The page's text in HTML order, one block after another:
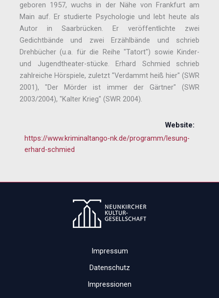
geboren 1957, wuchs in der Nähe von Frankfurt am
Main auf. Er studierte Psychologie und lebt heute als
Autor in Saarbrücken. Er veröffentlichte zwei
Gedichtbände und zwei Erzählbände und schrieb
Drehbücher (u.a. für die Reihe "Tatort") sowie Kinder-
und Jugendtheater-stücke. Erhard Schmied schrieb
zahlreiche Hörspiele, zuletzt "Verdammt heiß hier" (SWR
2001), "Der Mörder ist immer der Gärtner" (SWR
2003/2004), "Kalter Krieg" (SWR 2004).
Website:
https://www.kriminaltango-nk.de/programm/lesung-
erhard-schmied
Impressum
Datenschutz
Impressionen